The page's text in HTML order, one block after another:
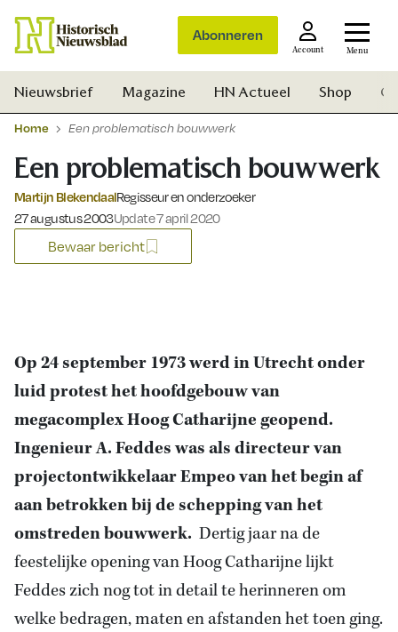
Abonneren
Account Menu
Nieuwsbrief Magazine HN Actueel Shop
Home Een problematisch bouwwerk
Een problematisch bouwwerk
Martijn BlekendaalRegisseur en onderzoeker
Gepubliceerd op:
27 augustus 2003Update 7 april 2020
Bewaar bericht
Op 24 september 1973 werd in Utrecht onder
luid protest het hoofdgebouw van
megacomplex Hoog Catharijne geopend.
Ingenieur A. Feddes was als directeur van
projectontwikkelaar Empeo van het begin af
aan betrokken bij de schepping van het
omstreden bouwwerk. Dertig jaar na de
feestelijke opening van Hoog Catharijne lijkt
Feddes zich nog tot in detail te herinneren om
welke bedragen, maten en afstanden het toen ging.